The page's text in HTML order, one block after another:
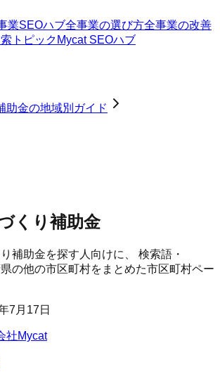
業SEOハブ全事業の選び方全事業の改善
トピック Mycat SEOハブ
助金の地域別ガイド
くり補助金
補助金を探す人向けに、 検索語・
の他の市区町村をまとめた市区町村ペー
7月17日
社Mycat